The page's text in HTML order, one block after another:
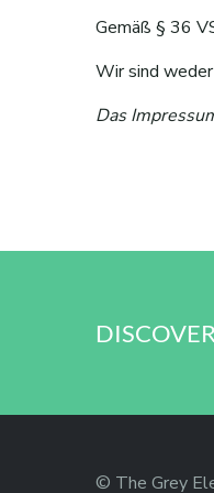
Gemäß § 36
Wir sind
Das
© The Grey